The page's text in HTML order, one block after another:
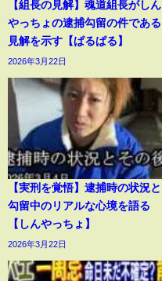
【組長の見解】魂道組長がしん
やっちょの逮捕勾留の件である
見解を示す【ぱるぱる】
2026年3月22日
【実刑を覚悟】逮捕時の状況と
勾留中のリアルな心境を語る
【しんやっちょ】
2026年3月22日